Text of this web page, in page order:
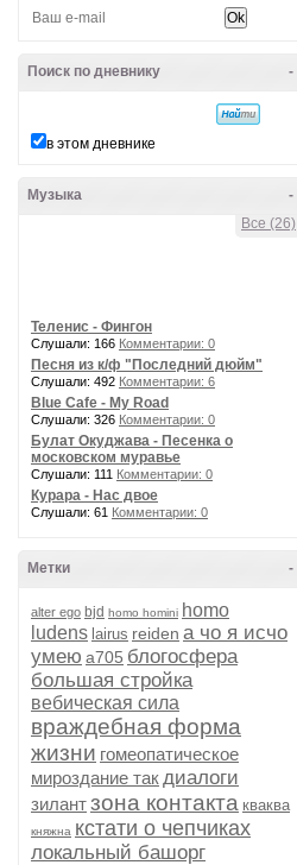
-
Поиск по дневнику
в этом дневнике
-
Музыка
Все (26)
Теленис - Фингон
Слушали: 166 Комментарии: 0
Песня из к/ф "Последний дюйм"
Слушали: 492 Комментарии: 6
Blue Cafe - My Road
Слушали: 326 Комментарии: 0
Булат Окуджава - Песенка о
московском муравье
Слушали: 111 Комментарии: 0
Курара - Нас двое
Слушали: 61 Комментарии: 0
-
Метки
alter ego bjd homo homini homo
ludens lairus reiden а чо я исчо
умею а705 блогосфера
большая стройка
вебическая сила
враждебная форма
жизни гомеопатическое
мироздание такдиалоги
зилантзона контакта кваква
княжна кстати о чепчиках
локальный башорг